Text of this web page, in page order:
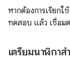
หากต้องการเรียก
ทดสอบ แล้ว เชื่อม
เตรียมนาฬิกา